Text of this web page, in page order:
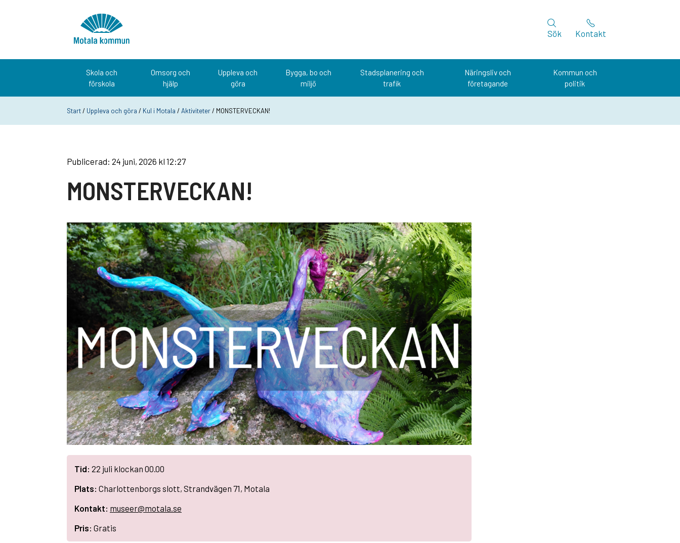
Sök
Kontakt
Skola och
förskola
Omsorg och
hjälp
Uppleva och
göra
Bygga, bo och
miljö
Stadsplanering och
trafik
Näringsliv och
företagande
Kommun och
politik
Start/ Uppleva och göra / Kul i Motala /Aktiviteter/ MONSTERVECKAN!
Publicerad: 24 juni, 2026 kl 12:27
MONSTERVECKAN!
Tid: 22 juli klockan 00.00
Plats: Charlottenborgs slott, Strandvägen 71, Motala
Kontakt: museer@motala.se
Pris: Gratis